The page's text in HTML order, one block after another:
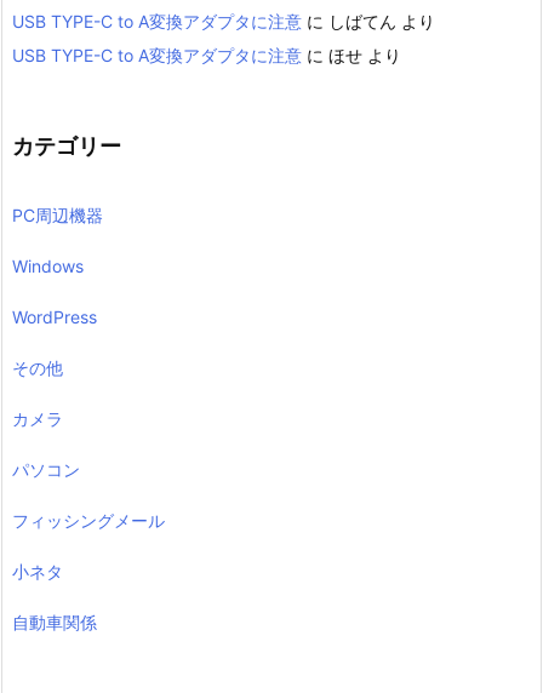
USB TYPE-C to A変換アダプタに注意 に しばてん より
USB TYPE-C to A変換アダプタに注意 に ほせ より
カテゴリー
PC周辺機器
Windows
WordPress
その他
カメラ
パソコン
フィッシングメール
小ネタ
自動車関係